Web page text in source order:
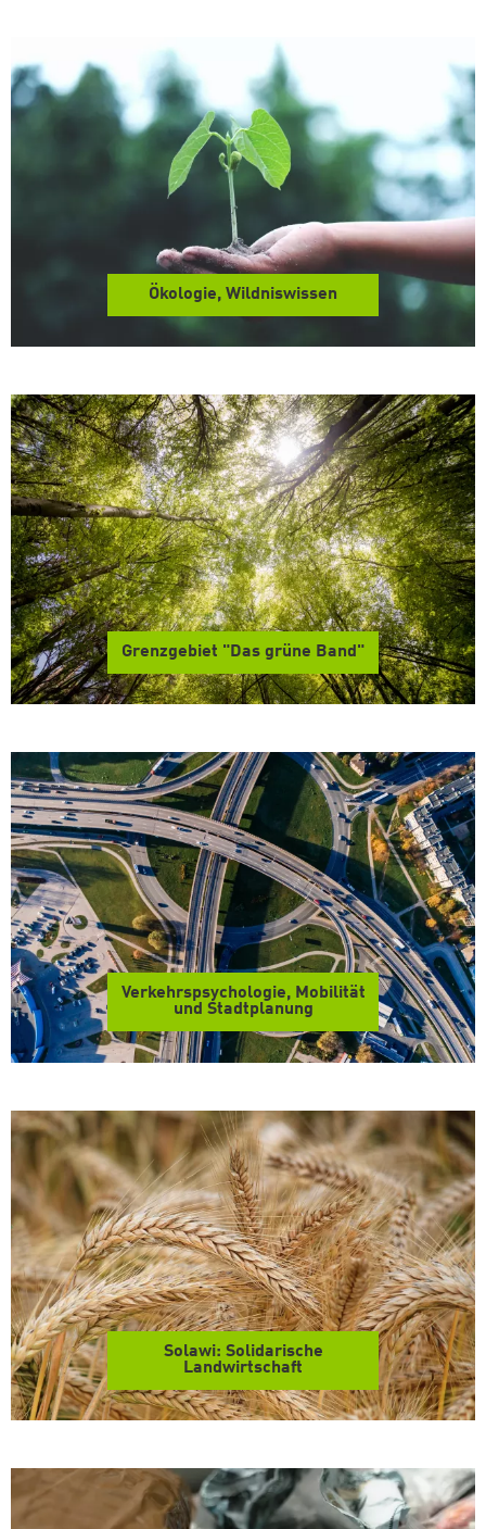
Ökologie, Wildniswissen
Grenzgebiet "Das grüne Band"
Verkehrspsychologie, Mobilität
und Stadtplanung
Solawi: Solidarische
Landwirtschaft